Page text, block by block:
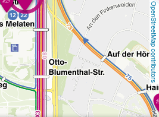
OpenStreetMap contributors